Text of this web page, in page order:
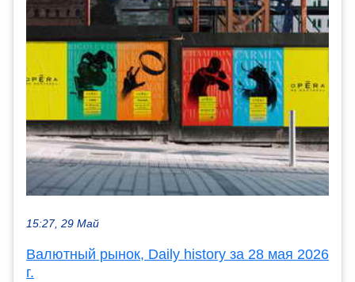
15:27, 29 Май
Валютный рынок, Daily history за 28 мая 2026
г.